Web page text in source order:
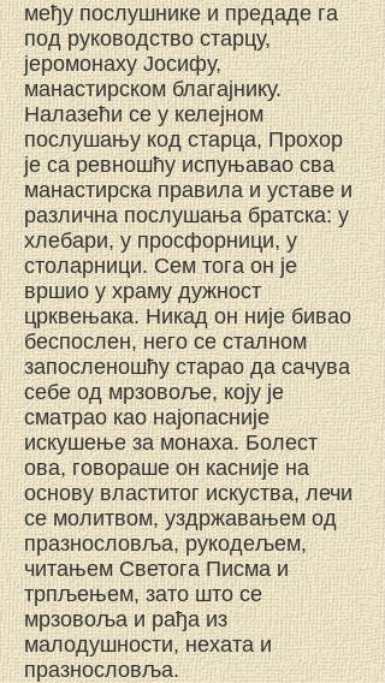
међу послушнике и предаде га
под руководство старцу,
јеромонаху Јосифу,
манастирском благајнику.
Налазећи се у келејном
послушању код старца, Прохор
је са ревношћу испуњавао сва
манастирска правила и уставе и
различна послушања братска: у
хлебари, у просфорници, у
столарници. Сем тога он је
вршио у храму дужност
црквењака. Никад он није бивао
беспослен, него се сталном
запосленошћу старао да сачува
себе од мрзовоље, коју је
сматрао као најопасније
искушење за монаха. Болест
ова, говораше он касније на
основу властитог искуства, лечи
се молитвом, уздржавањем од
празнословља, рукодељем,
читањем Светога Писма и
трпљењем, зато што се
мрзовоља и рађа из
малодушности, нехата и
празнословља.